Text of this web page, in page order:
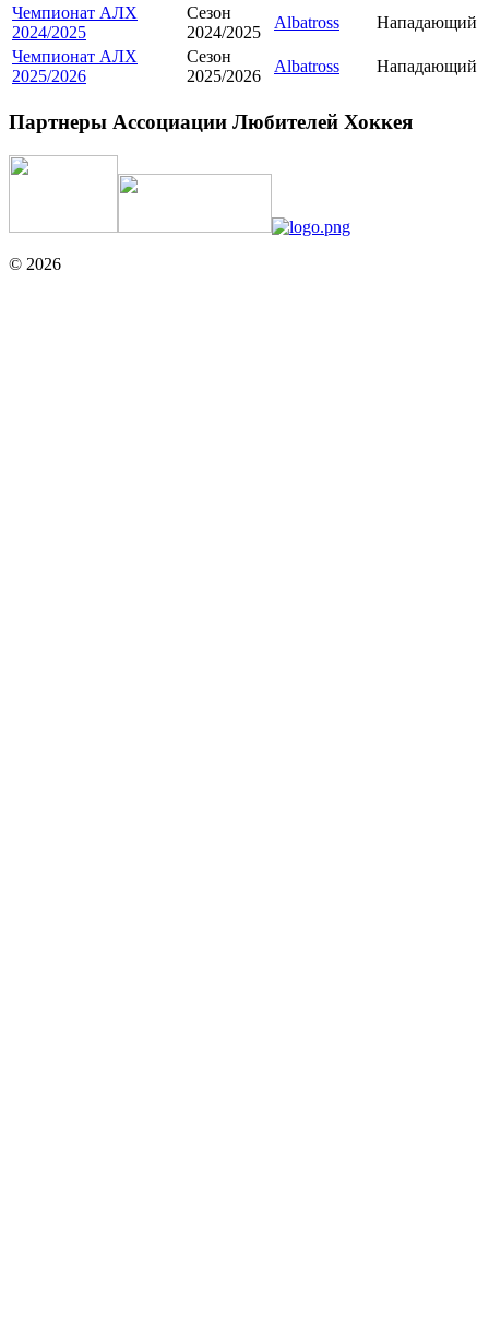
Чемпионат АЛХ
2024/2025
Сезон
2024/2025
Albatross
Нападающий
Чемпионат АЛХ
2025/2026
Сезон
2025/2026
Albatross Нападающий
Партнеры Ассоциации Любителей Хоккея
© 2026